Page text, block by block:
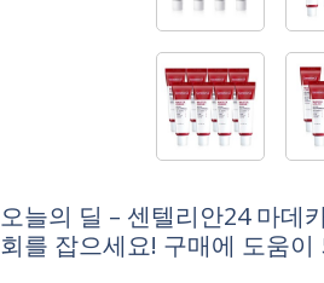
오늘의 딜 – 센텔리안24 마데
회를 잡으세요! 구매에 도움이